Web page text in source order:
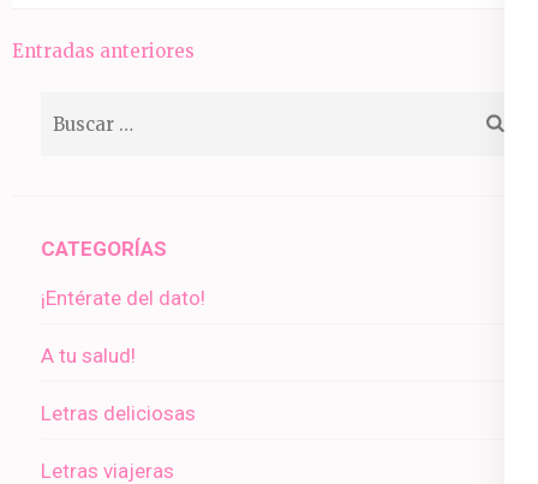
Navegación
entradas
Entradas anteriores
CATEGORÍAS
¡Entérate del dato!
A tu salud!
Letras deliciosas
Letras viajeras